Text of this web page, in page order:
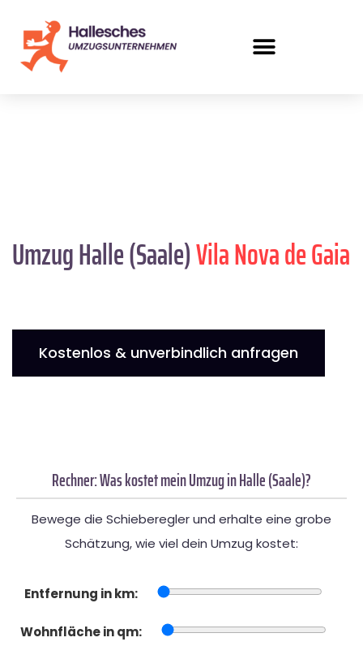
Umzug Halle (Saale)Vila Nova de Gaia
Kostenlos & unverbindlich anfragen
Rechner: Was kostet mein Umzug in Halle (Saale)?
Bewege die Schieberegler und erhalte eine grobe
Schätzung, wie viel dein Umzug kostet:
Entfernung in km:
Wohnfläche in qm: